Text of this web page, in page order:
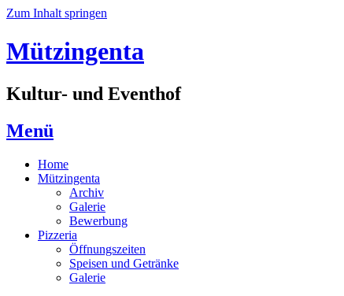
Zum Inhalt springen
Mützingenta
Kultur- und Eventhof
Menü
Home
Mützingenta
Archiv
Galerie
Bewerbung
Pizzeria
Öffnungszeiten
Speisen und Getränke
Galerie